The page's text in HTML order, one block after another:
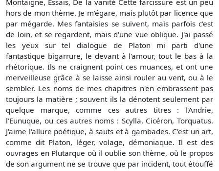
hors de mon thème. Je m'égare, mais plutôt par licence que
par mégarde. Mes fantaisies se suivent, mais parfois c'est
de loin, et se regardent, mais d'une vue oblique. J'ai passé
les yeux sur tel dialogue de Platon mi parti d'une
fantastique bigarrure, le devant à l'amour, tout le bas à la
rhétorique. Ils ne craignent point ces muances, et ont une
merveilleuse grâce à se laisse ainsi rouler au vent, ou à le
sembler. Les noms de mes chapitres n'en embrassent pas
toujours la matière ; souvent ils la dénotent seulement par
quelque marque, comme ces autres titres : l'Andrie,
l'Eunuque, ou ces autres noms : Scylla, Cicéron, Torquatus.
J'aime l'allure poétique, à sauts et à gambades. C'est un art,
comme dit Platon, léger, volage, démoniaque. Il est des
ouvrages en Plutarque où il oublie son thème, où le propos
de son argument ne se trouve que par incident, tout étouffé